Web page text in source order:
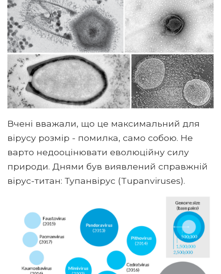
Вчені вважали, що це максимальний для
вірусу розмір - помилка, само собою. Не
варто недооцінювати еволюційну силу
природи. Днями був виявлений справжній
вірус-титан: Тупанвірус (Tupanviruses).